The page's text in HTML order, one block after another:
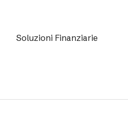
Soluzioni Finanziarie